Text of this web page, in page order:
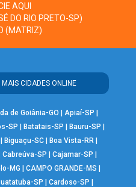
AQUI
DO RIO PRETO-SP)
(MATRIZ)
MAIS CIDADES ONLINE
de Goiânia-GO | Apiaí-SP |
SP |Batatais-SP |Bauru-SP |
|Biguaçu-SC |Boa Vista-RR |
Cabreúva-SP | Cajamar-SP |
MG |CAMPO GRANDE-MS |
SP | Cardoso-SP |